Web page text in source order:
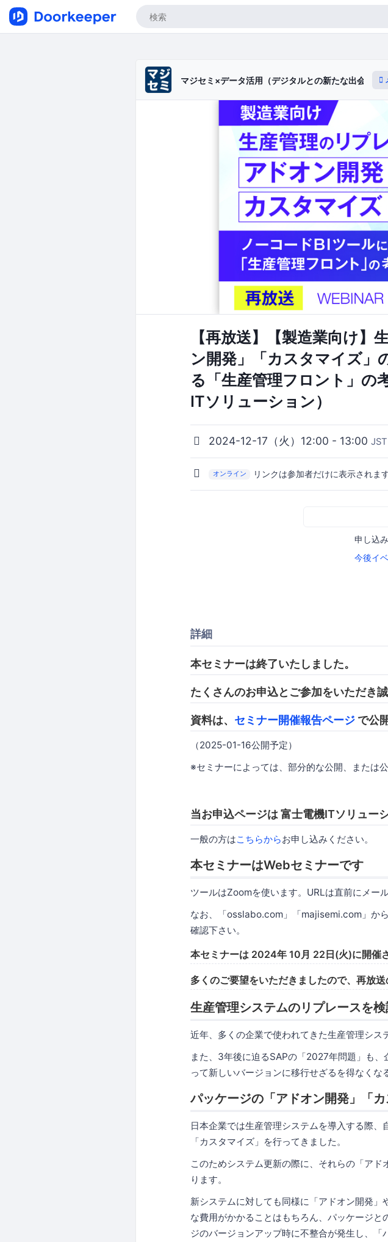
マジセミ×データ活用（デジタルとの新たな出会いと
【再放送】【製造業向け】
ン開発」「カスタマイズ」
る「生産管理フロント」の
ITソリューション）
2024-12-17（火）12:00 - 13:00 JST
オンライン リンクは参加者だけに表示されます
申し込
今後イ
詳細
本セミナーは終了いたしました。
たくさんのお申込とご参加をいただき
資料は、 セミナー開催報告ページ で公
（2025-01-16公開予定）
※セミナーによっては、部分的な公開、または
当お申込ページは 富士電機ITソリュー
一般の方はこちらからお申し込みください。
本セミナーはWebセミナーです
ツールはZoomを使います。URLは直前にメー
なお、「osslabo.com」「majisemi.com」か
確認下さい。
本セミナーは 2024年 10月 22日(火)に開催
多くのご要望をいただきましたので、再放送
生産管理システムのリプレースを
近年、多くの企業で使われてきた生産管理シス
また、3年後に迫るSAPの「2027年問題」も
って新しいバージョンに移行せざるを得なくな
パッケージの「アドオン開発」「
日本企業では生産管理システムを導入する際
「カスタマイズ」を行ってきました。
このためシステム更新の際に、それらの「ア
ります。
新システムに対しても同様に「アドオン開発
な費用がかかることはもちろん、パッケージ
ジのバージョンアップ時に不整合が発生し、